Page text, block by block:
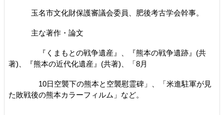
玉名市文化財保護審議会委員、肥後考古学会幹事。
主な著作・論文
『くまもとの戦争遺産』、『熊本の戦争遺跡』(共
著)、『熊本の近代化遺産』(共著)、「8月
10日空襲下の熊本と空襲慰霊碑」、「米進駐軍が見
た敗戦後の熊本カラーフィルム」など。